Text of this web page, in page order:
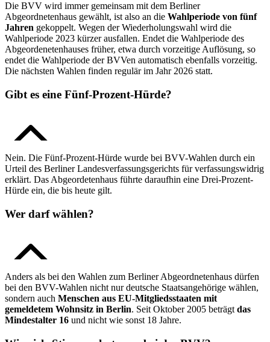
Die BVV wird immer gemeinsam mit dem Berliner
Abgeordnetenhaus gewählt, ist also an die Wahlperiode von fünf
Jahren gekoppelt. Wegen der Wiederholungswahl wird die
Wahlperiode 2023 kürzer ausfallen. Endet die Wahlperiode des
Abgeordenetenhauses früher, etwa durch vorzeitige Auflösung, so
endet die Wahlperiode der BVVen automatisch ebenfalls vorzeitig.
Die nächsten Wahlen finden regulär im Jahr 2026 statt.
Gibt es eine Fünf-Prozent-Hürde?
Nein. Die Fünf-Prozent-Hürde wurde bei BVV-Wahlen durch ein
Urteil des Berliner Landesverfassungsgerichts für verfassungswidrig
erklärt. Das Abgeordetenhaus führte daraufhin eine Drei-Prozent-
Hürde ein, die bis heute gilt.
Wer darf wählen?
Anders als bei den Wahlen zum Berliner Abgeordnetenhaus dürfen
bei den BVV-Wahlen nicht nur deutsche Staatsangehörige wählen,
sondern auch Menschen aus EU-Mitgliedsstaaten mit
gemeldetem Wohnsitz in Berlin. Seit Oktober 2005 beträgt das
Mindestalter 16 und nicht wie sonst 18 Jahre.